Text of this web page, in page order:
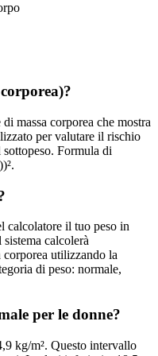
massa corporea che mostra
per valutare il rischio
sottopeso. Formula di
calcolatore il tuo peso in
calcolerà
utilizzando la
di peso: normale,
per le donne?
kg/m². Questo intervallo